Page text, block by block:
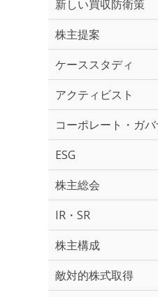
新しい買収防衛策
株主提案
ケーススタディ
アクティビスト
コーポレート・ガ
ESG
株主総会
IR・SR
株主構成
敵対的株式取得